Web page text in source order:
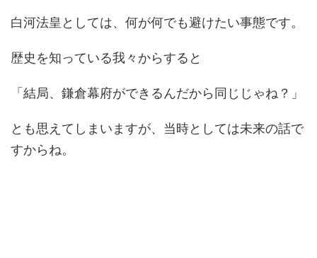
白河法皇としては、何が何でも避けたい事態です。
歴史を知っている我々からすると
「結局、鎌倉幕府ができるんだから同じじゃね？」
とも思えてしまいますが、当時としては未来の話で
すからね。